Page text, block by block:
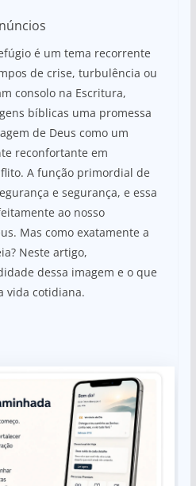
é um tema recorrente
de crise, turbulência ou
consolo na Escritura,
bíblicas uma promessa
de Deus como um
reconfortante em
A função primordial de
e segurança, e essa
ao nosso
Mas como exatamente a
Neste artigo,
dessa imagem e o que
vida cotidiana.